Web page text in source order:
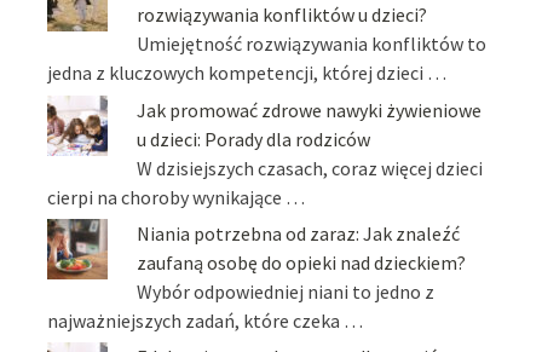
rozwiązywania konfliktów u dzieci?
Umiejętność rozwiązywania konfliktów to
jedna z kluczowych kompetencji, której dzieci …
Jak promować zdrowe nawyki żywieniowe
u dzieci: Porady dla rodziców
W dzisiejszych czasach, coraz więcej dzieci
cierpi na choroby wynikające …
Niania potrzebna od zaraz: Jak znaleźć
zaufaną osobę do opieki nad dzieckiem?
Wybór odpowiedniej niani to jedno z
najważniejszych zadań, które czeka …